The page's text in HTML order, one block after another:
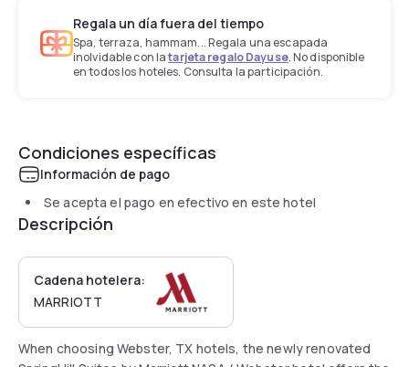
Regala un día fuera del tiempo
Spa, terraza, hammam... Regala una escapada
inolvidable con latarjeta regalo Dayuse. No disponible
en todos los hoteles. Consulta la participación.
Condiciones específicas
Información de pago
Se acepta el pago en efectivo en este hotel
Descripción
Cadena hotelera:
MARRIOTT
When choosing Webster, TX hotels, the newly renovated